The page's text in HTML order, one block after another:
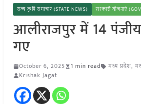
राज्य कृषि समाचार (STATE NEWS) सरकारी योजनाएं
आलीराजपुर में 14
गए
October 6, 2025 1 min read मध्य प्रदेश,
Krishak Jagat